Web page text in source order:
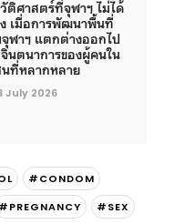
ติศาสตร์ที่จุฬาฯ​ ไม่ได้
เมื่อการพัฒนาพื้นที่
ฬาฯ แตกต่างออกไป
นตนาการของผู้คนใน
ที่หลากหลาย
July 2026
#CONDOM
#PREGNANCY
#SEX